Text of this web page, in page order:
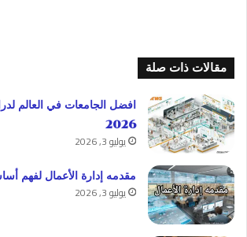
مقالات ذات صلة
افضل الجامعات في العالم
2026
يوليو 3, 2026
مقدمه إدارة الأعمال لفهم
يوليو 3, 2026